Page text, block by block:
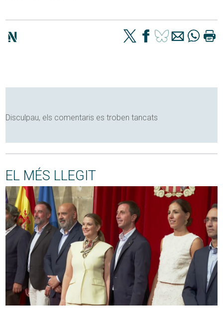
Disculpau, els comentaris es troben tancats
EL MÉS LLEGIT